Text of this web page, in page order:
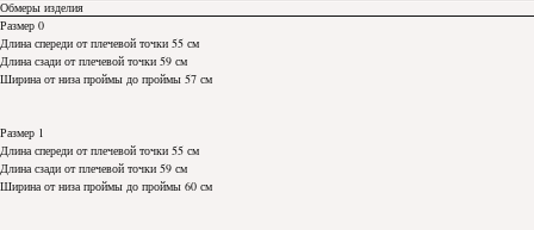
Обмеры изделия
Размер 0
Длина спереди от плечевой точки 55 см
Длина сзади от плечевой точки 59 см
Ширина от низа проймы до проймы 57 см
Размер 1
Длина спереди от плечевой точки 55 см
Длина сзади от плечевой точки 59 см
Ширина от низа проймы до проймы 60 см